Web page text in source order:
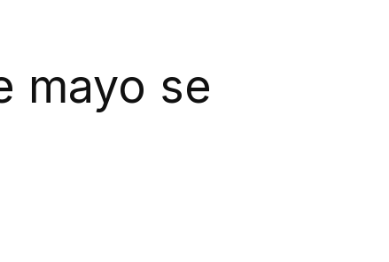
mayo se